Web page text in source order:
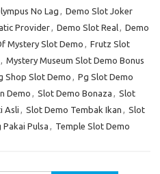
No Lag , Demo Slot Joker
Provider, Demo Slot Real, Demo
Mystery Slot Demo , Frutz Slot
, Mystery Museum Slot Demo Bonus
Shop Slot Demo , Pg Slot Demo
Demo , Slot Demo Bonaza , Slot
Asli , Slot Demo Tembak Ikan , Slot
Pakai Pulsa , Temple Slot Demo